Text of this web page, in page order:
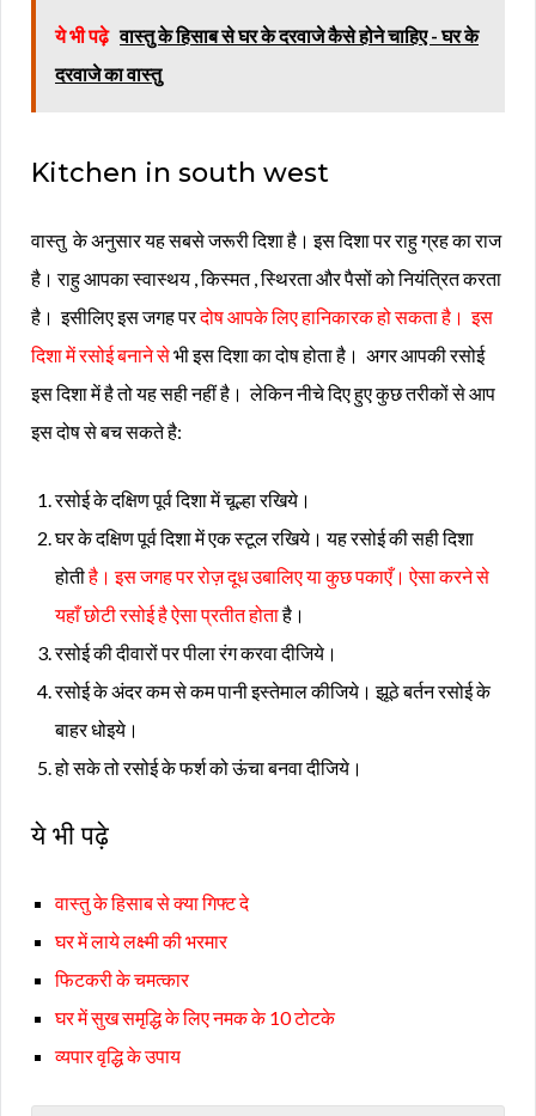
ये भी पढ़े वास्तु के हिसाब से घर के दरवाजे कैसे होने चाहिए - घर के
दरवाजे का वास्तु
Kitchen in south west
वास्तु के अनुसार यह सबसे जरूरी दिशा है। इस दिशा पर राहु ग्रह का राज
है। राहु आपका स्वास्थय , किस्मत , स्थिरता और पैसों को नियंत्रित करता
है। इसीलिए इस जगह परदोष आपके लिए हानिकारक हो सकता है। इस
दिशा में रसोई बनाने सेभी इस दिशा का दोष होता है। अगर आपकी रसोई
इस दिशा में है तो यह सही नहीं है। लेकिन नीचे दिए हुए कुछ तरीकों से आप
इस दोष से बच सकते है:
रसोई के दक्षिण पूर्व दिशा में चूल्हा रखिये।
घर के दक्षिण पूर्व दिशा में एक स्टूल रखिये। यह रसोई की सही दिशा
होतीहै। इस जगह पर रोज़ दूध उबालिए या कुछ पकाएँ। ऐसा करने से
यहाँ छोटी रसोई है ऐसा प्रतीत होताहै।
रसोई की दीवारों पर पीला रंग करवा दीजिये।
रसोई के अंदर कम से कम पानी इस्तेमाल कीजिये। झूठे बर्तन रसोई के
बाहर धोइये।
हो सके तो रसोई के फर्श को ऊंचा बनवा दीजिये।
ये भी पढ़े
वास्तु के हिसाब से क्या गिफ्ट दे
घर में लाये लक्ष्मी की भरमार
फिटकरी के चमत्कार
घर में सुख समृद्धि के लिए नमक के 10 टोटके
व्यपार वृद्धि के उपाय